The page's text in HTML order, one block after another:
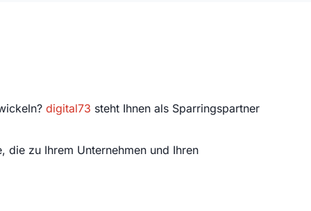
digital73 steht Ihnen als Sparringspartner
die zu Ihrem Unternehmen und Ihren